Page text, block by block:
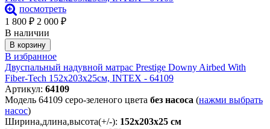
посмотреть
1 800 ₽ 2 000 ₽
В наличии
В корзину
В избранное
Двуспальный надувной матрас Prestige Downy Airbed With
Fiber-Tech 152х203х25см, INTEX - 64109
Артикул: 64109
Модель 64109 серо-зеленого цвета без насоса (нажми выбрать
насос)
Ширина,длина,высота(+/-): 152х203х25 см